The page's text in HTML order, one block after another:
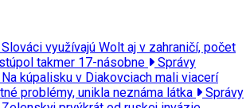
Slováci využívajú Wolt aj v zahraničí, počet
takmer 17-násobne
Správy
Na kúpalisku v Diakovciach mali viacerí
problémy, unikla neznáma látka
Správy